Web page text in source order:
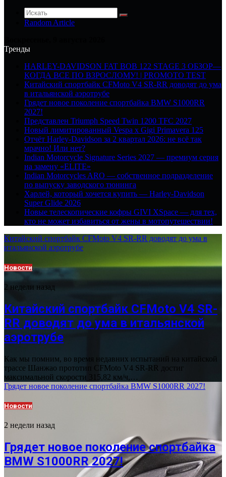
Random Article
Тренды
HARLEY-DAVIDSON FAT BOB 122 STAGE 3 ОБЗОР—
КОГДА ВСЕ ПО ВЗРОСЛОМУ! | PROMOTO TEST
Китайский спортбайк CFMoto V4 SR-RR доводят до ума
в итальянской аэротрубе
Грядет новое поколение спортбайка BMW S1000RR
2027!
Представлен Triumph Speed Twin 1200 TFC 2027
Новый лимитированный Vespa x Gigi Primavera 125
Отчёт Harley-Davidson за 2 квартал 2026: не всё так
мрачно! Или нет?
Indian Motorcycle Signature Series 2027 — премиум серия
на замену «ELITE»
Indian Motorcycles ARO — собственное подразделение
по выпуску заводского тюнинга
Харлей, который хочется купить — Harley-Davidson
Super Glide 2026
Новые телескопические кофры GIVI XSpace — для тех,
кто не может избавиться от жены в мотопутешествии!
Китайский спортбайк CFMoto V4 SR-RR доводят до ума в
итальянской аэротрубе
Новости
2 недели назад
Китайский спортбайк CFMoto V4 SR-
RR доводят до ума в итальянской
аэротрубе
Как мы помним, во время недавних испытаний на китайской
трассе Шанжао прототип CFMoto V4 SR-RR достиг
максимальной скорости 315,82 км/ч,…
Грядет новое поколение спортбайка BMW S1000RR 2027!
Новости
2 недели назад
Грядет новое поколение спортбайка
BMW S1000RR 2027!